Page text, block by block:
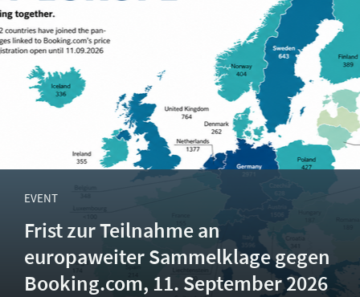
EVENT
Frist zur Teilnahme an
europaweiter Sammelklage gegen
Booking.com, 11. September 2026